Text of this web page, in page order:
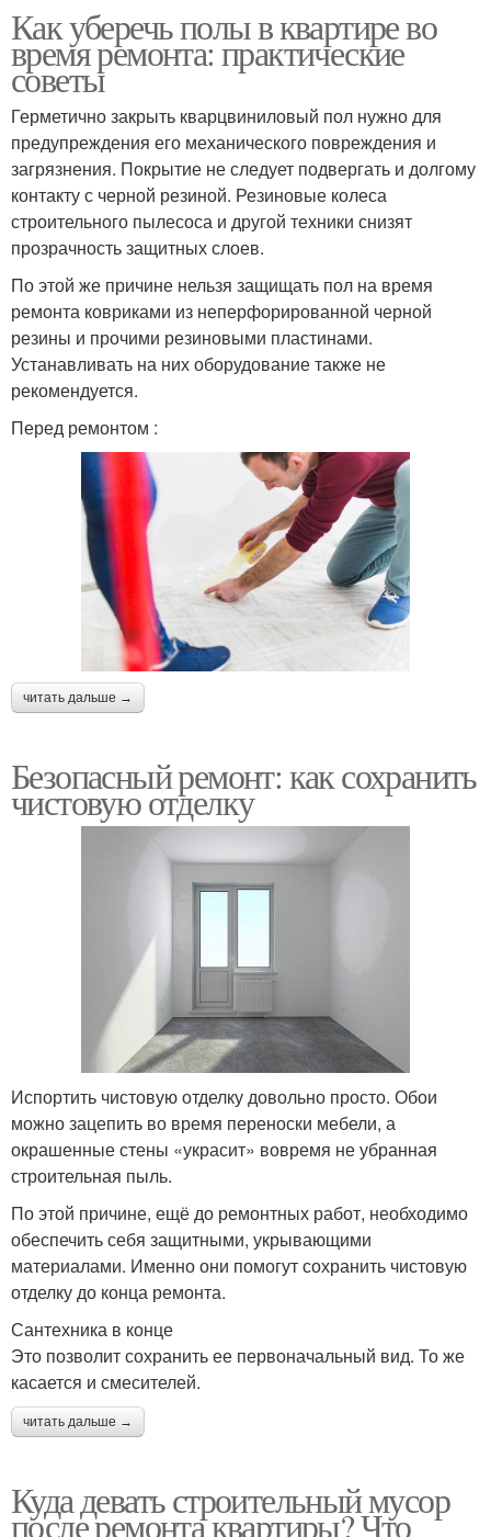
Как уберечь полы в квартире во
время ремонта: практические
советы
Герметично закрыть кварцвиниловый пол нужно для
предупреждения его механического повреждения и
загрязнения. Покрытие не следует подвергать и долгому
контакту с черной резиной. Резиновые колеса
строительного пылесоса и другой техники снизят
прозрачность защитных слоев.
По этой же причине нельзя защищать пол на время
ремонта ковриками из неперфорированной черной
резины и прочими резиновыми пластинами.
Устанавливать на них оборудование также не
рекомендуется.
Перед ремонтом :
читать дальше →
Безопасный ремонт: как сохранить
чистовую отделку
Испортить чистовую отделку довольно просто. Обои
можно зацепить во время переноски мебели, а
окрашенные стены «украсит» вовремя не убранная
строительная пыль.
По этой причине, ещё до ремонтных работ, необходимо
обеспечить себя защитными, укрывающими
материалами. Именно они помогут сохранить чистовую
отделку до конца ремонта.
Сантехника в конце
Это позволит сохранить ее первоначальный вид. То же
касается и смесителей.
читать дальше →
Куда девать строительный мусор
после ремонта квартиры? Что